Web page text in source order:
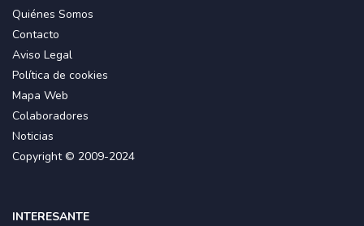
Quiénes Somos
Contacto
Aviso Legal
Política de cookies
Mapa Web
Colaboradores
Noticias
Copyright © 2009-2024
INTERESANTE